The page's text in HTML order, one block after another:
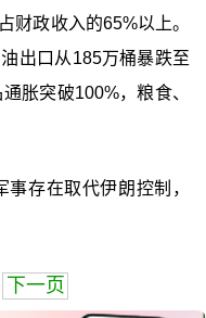
财政收入的65%以上。
出口从185万桶暴跌至
胀突破100%，粮食、
存在取代伊朗控制，
下一页